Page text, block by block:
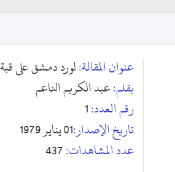
عنوان المقالة:لورد دمشق على
بقلم:عبد الكريم الناعم
رقم العدد:1
تاريخ الإصدار:01 يناير 1979
عدد المشاهدات:437